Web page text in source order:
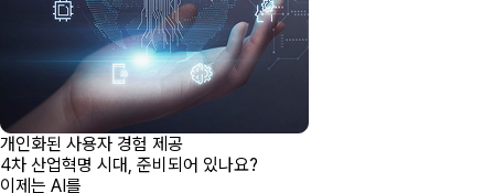
개인화된 사용자 경험 제공
4차 산업혁명 시대, 준비되어 있나요?
이제는 AI를